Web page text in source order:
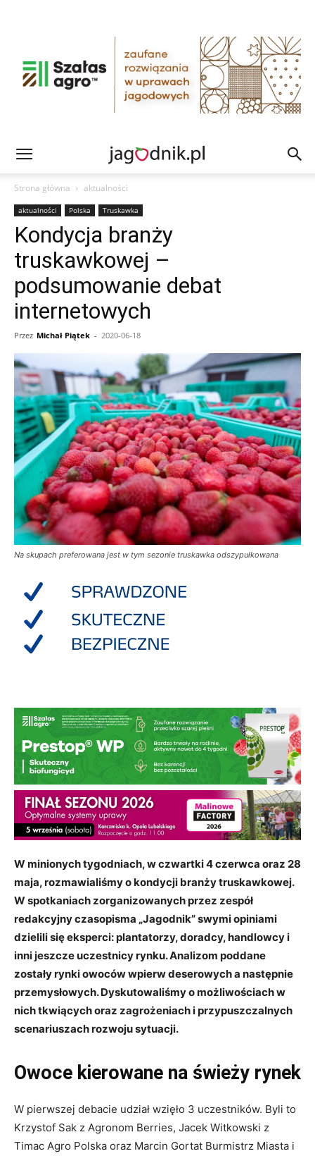
Strona główna aktualności
aktualności Polska Truskawka
Kondycja branży
truskawkowej –
podsumowanie debat
internetowych
Przez Michał Piątek - 2020-06-18
Na skupach preferowana jest w tym sezonie truskawka odszypułkowana
W minionych tygodniach, w czwartki 4 czerwca oraz 28
maja, rozmawialiśmy o kondycji branży truskawkowej.
W spotkaniach zorganizowanych przez zespół
redakcyjny czasopisma „Jagodnik” swymi opiniami
dzielili się eksperci: plantatorzy, doradcy, handlowcy i
inni jeszcze uczestnicy rynku. Analizom poddane
zostały rynki owoców wpierw deserowych a następnie
przemysłowych. Dyskutowaliśmy o możliwościach w
nich tkwiących oraz zagrożeniach i przypuszczalnych
scenariuszach rozwoju sytuacji.
Owoce kierowane na świeży rynek
W pierwszej debacie udział wzięło 3 uczestników. Byli to
Krzystof Sak z Agronom Berries, Jacek Witkowski z
Timac Agro Polska oraz Marcin Gortat Burmistrz Miasta i